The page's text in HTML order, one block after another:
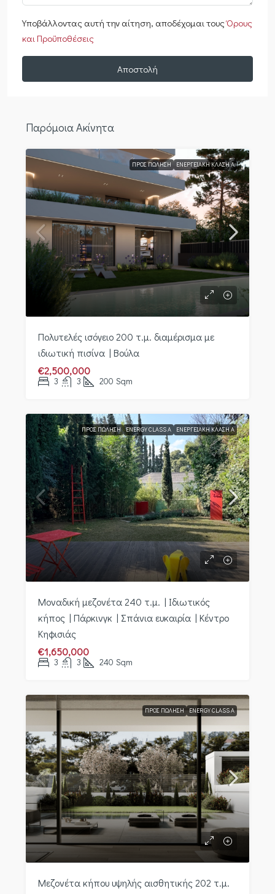
Υποβάλλοντας αυτή την αίτηση, αποδέχομαι τουςΌρους
και Προϋποθέσεις
Αποστολή
Παρόμοια Ακίνητα
ΠΡΟΣ ΠΏΛΗΣΗ ΕΝΕΡΓΕΙΑΚΉ ΚΛΆΣΗ Α
Πολυτελές ισόγειο 200 τ.μ. διαμέρισμα με
ιδιωτική πισίνα | Βούλα
€2,500,000
3 3 200 Sqm
ΠΡΟΣ ΠΏΛΗΣΗ ENERGY CLASS A ΕΝΕΡΓΕΙΑΚΉ ΚΛΆΣΗ Α
Μοναδική μεζονέτα 240 τ.μ. | Ιδιωτικός
κήπος | Πάρκινγκ | Σπάνια ευκαιρία | Κέντρο
Κηφισιάς
€1,650,000
3 3 240 Sqm
ΠΡΟΣ ΠΏΛΗΣΗ ENERGY CLASS A
Μεζονέτα κήπου υψηλής αισθητικής 202 τ.μ.